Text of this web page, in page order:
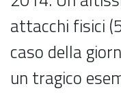
attacchi fisici
caso della
un tragico